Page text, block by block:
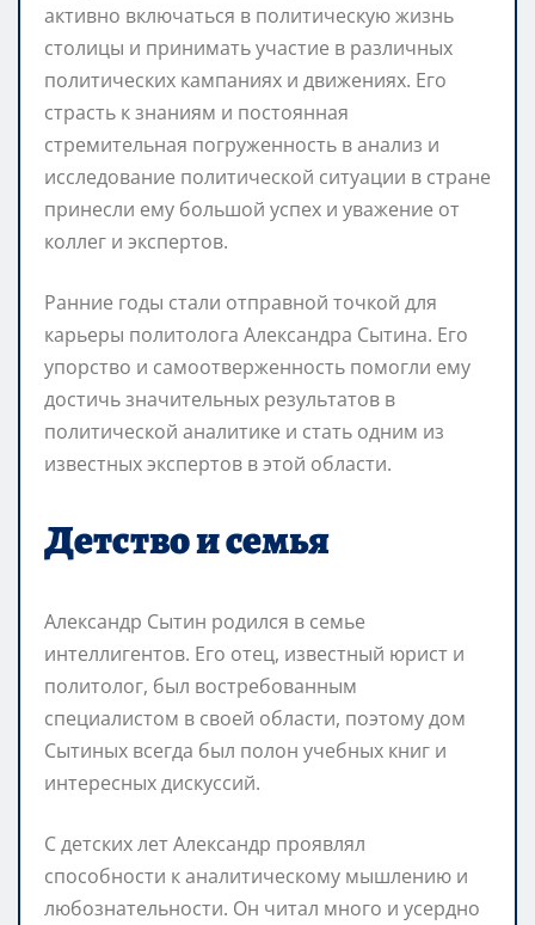
активно включаться в политическую жизнь
столицы и принимать участие в различных
политических кампаниях и движениях. Его
страсть к знаниям и постоянная
стремительная погруженность в анализ и
исследование политической ситуации в стране
принесли ему большой успех и уважение от
коллег и экспертов.
Ранние годы стали отправной точкой для
карьеры политолога Александра Сытина. Его
упорство и самоотверженность помогли ему
достичь значительных результатов в
политической аналитике и стать одним из
известных экспертов в этой области.
Детство и семья
Александр Сытин родился в семье
интеллигентов. Его отец, известный юрист и
политолог, был востребованным
специалистом в своей области, поэтому дом
Сытиных всегда был полон учебных книг и
интересных дискуссий.
С детских лет Александр проявлял
способности к аналитическому мышлению и
любознательности. Он читал много и усердно